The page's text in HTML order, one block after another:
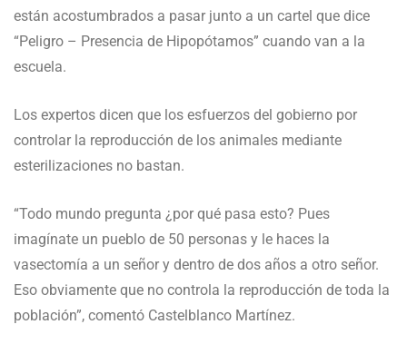
están acostumbrados a pasar junto a un cartel que dice
“Peligro – Presencia de Hipopótamos” cuando van a la
escuela.
Los expertos dicen que los esfuerzos del gobierno por
controlar la reproducción de los animales mediante
esterilizaciones no bastan.
“Todo mundo pregunta ¿por qué pasa esto? Pues
imagínate un pueblo de 50 personas y le haces la
vasectomía a un señor y dentro de dos años a otro señor.
Eso obviamente que no controla la reproducción de toda la
población”, comentó Castelblanco Martínez.